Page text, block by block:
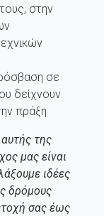
στην
σε
δείχνουν
πράξη
της
μας είναι
ιδέες
δρόμους
σας έως